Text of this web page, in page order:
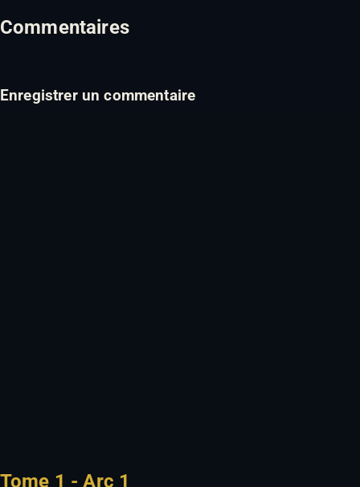
Commentaires
Enregistrer un commentaire
Tome 1 - Arc 1